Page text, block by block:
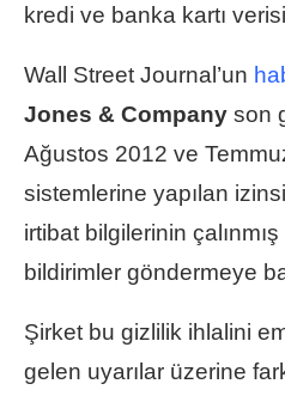
kredi ve banka kartı
Wall Street Journal’un
Jones & Company son
Ağustos 2012 ve
sistemlerine yapılan
irtibat bilgilerinin
bildirimler göndermeye
Şirket bu gizlilik ihlalini
gelen uyarılar üzerine